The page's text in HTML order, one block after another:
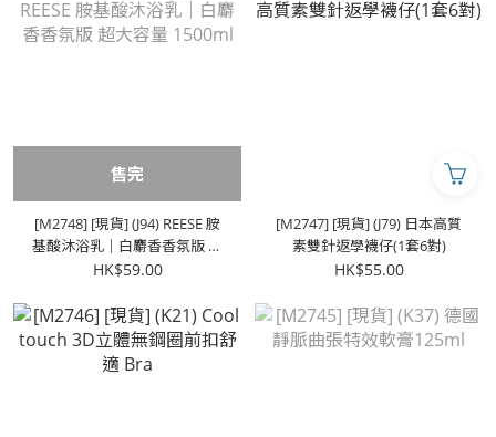
售完
[M2748] [現貨] (J94) REESE 胺
基酸沐浴乳｜白麝香香氛版 超
大容量 1500ml
HK$59.00
[M2747] [現貨] (J79) 日本高質
素雙針返學襪仔(1套6對)
HK$55.00